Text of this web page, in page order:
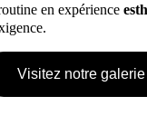
en expérience
Visitez notre galerie